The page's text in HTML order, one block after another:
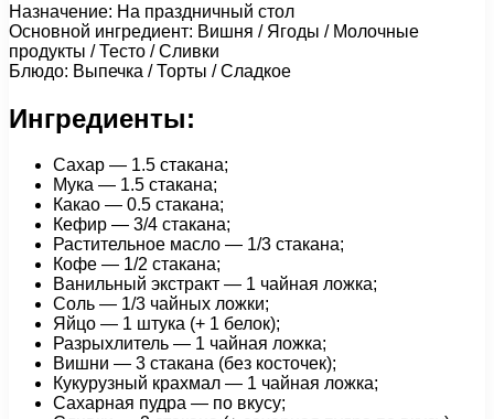
Назначение: На праздничный стол
Основной ингредиент: Вишня / Ягоды / Молочные
продукты / Тесто / Сливки
Блюдо: Выпечка / Торты / Сладкое
Ингредиенты:
Сахар — 1.5 стакана;
Мука — 1.5 стакана;
Какао — 0.5 стакана;
Кефир — 3/4 стакана;
Растительное масло — 1/3 стакана;
Кофе — 1/2 стакана;
Ванильный экстракт — 1 чайная ложка;
Соль — 1/3 чайных ложки;
Яйцо — 1 штука (+ 1 белок);
Разрыхлитель — 1 чайная ложка;
Вишни — 3 стакана (без косточек);
Кукурузный крахмал — 1 чайная ложка;
Сахарная пудра — по вкусу;